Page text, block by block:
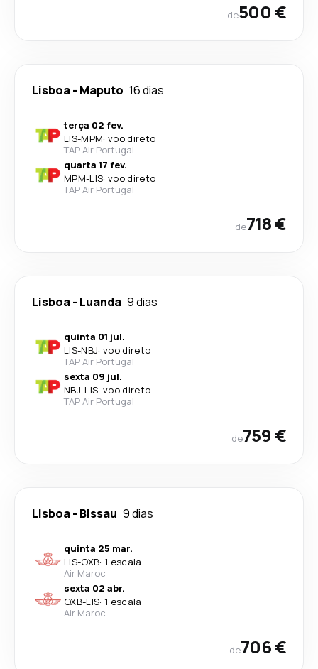
de500 €
Lisboa- Maputo 16 dias
terça 02 fev.
LIS-MPM· voo direto
TAP Air Portugal
quarta 17 fev.
MPM-LIS· voo direto
TAP Air Portugal
de718 €
Lisboa- Luanda 9 dias
quinta 01 jul.
LIS-NBJ· voo direto
TAP Air Portugal
sexta 09 jul.
NBJ-LIS· voo direto
TAP Air Portugal
de759 €
Lisboa- Bissau 9 dias
quinta 25 mar.
LIS-OXB· 1 escala
Air Maroc
sexta 02 abr.
OXB-LIS· 1 escala
Air Maroc
de706 €